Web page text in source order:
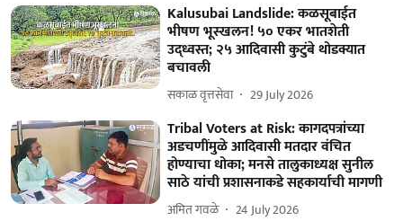
Kalusubai Landslide: कळसूबाईत
भीषण भूस्खलन! ५० एकर भातशेती
उद्ध्वस्त; २५ आदिवासी कुटुंबे थोडक्यात
बचावली
सकाळ वृत्तसेवा 29 July 2026
Tribal Voters at Risk: कागदपत्रांच्या
अडचणींमुळे आदिवासी मतदार वंचित
होण्याचा धोका; मनसे तालुकाध्यक्ष सुनील
साठे यांची प्रशासनाकडे सहकार्याची मागणी
अमित गवळे 24 July 2026